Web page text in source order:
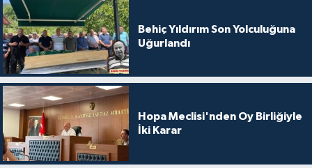
Behiç Yıldırım Son Yolculuğuna
Uğurlandı
Hopa Meclisi'nden Oy Birliğiyle
İki Karar